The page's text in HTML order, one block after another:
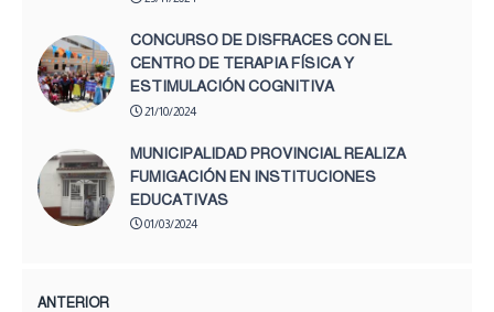
CONCURSO DE DISFRACES CON EL
CENTRO DE TERAPIA FÍSICA Y
ESTIMULACIÓN COGNITIVA
21/10/2024
MUNICIPALIDAD PROVINCIAL REALIZA
FUMIGACIÓN EN INSTITUCIONES
EDUCATIVAS
01/03/2024
ANTERIOR